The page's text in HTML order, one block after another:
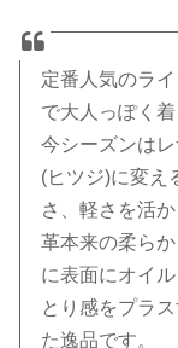
定番人気のラ
で大人っぽく
今シーズンは
(ヒツジ)に変え
さ、軽さを活
革本来の柔ら
に表面にオイ
とり感をプラ
た逸品です。